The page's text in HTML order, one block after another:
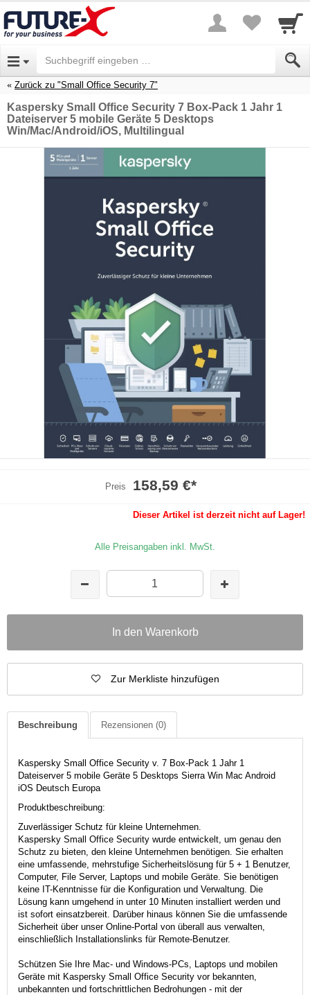
Zurück zu "Small Office Security 7"
Kaspersky Small Office Security 7 Box-Pack 1 Jahr 1
Dateiserver 5 mobile Geräte 5 Desktops
Win/Mac/Android/iOS, Multilingual
Preis 158,59 €*
Dieser Artikel ist derzeit nicht auf Lager!
Alle Preisangaben inkl. MwSt.
In den Warenkorb
Zur Merkliste hinzufügen
Beschreibung Rezensionen (0)
Kaspersky Small Office Security v. 7 Box-Pack 1 Jahr 1
Dateiserver 5 mobile Geräte 5 Desktops Sierra Win Mac Android
iOS Deutsch Europa
Produktbeschreibung:
Zuverlässiger Schutz für kleine Unternehmen.
Kaspersky Small Office Security wurde entwickelt, um genau den
Schutz zu bieten, den kleine Unternehmen benötigen. Sie erhalten
eine umfassende, mehrstufige Sicherheitslösung für 5 + 1 Benutzer,
Computer, File Server, Laptops und mobile Geräte. Sie benötigen
keine IT-Kenntnisse für die Konfiguration und Verwaltung. Die
Lösung kann umgehend in unter 10 Minuten installiert werden und
ist sofort einsatzbereit. Darüber hinaus können Sie die umfassende
Sicherheit über unser Online-Portal von überall aus verwalten,
einschließlich Installationslinks für Remote-Benutzer.
Schützen Sie Ihre Mac- und Windows-PCs, Laptops und mobilen
Geräte mit Kaspersky Small Office Security vor bekannten,
unbekannten und fortschrittlichen Bedrohungen - mit der